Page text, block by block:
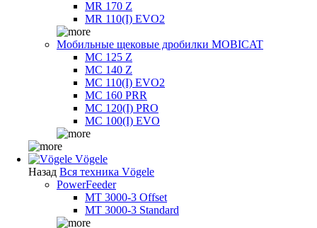
MR 170 Z
MR 110(I) EVO2
Мобильные щековые дробилки MOBICAT
MC 125 Z
MC 140 Z
MC 110(I) EVO2
MC 160 PRR
MC 120(I) PRO
MC 100(I) EVO
Vögele
Назад Вся техника Vögele
PowerFeeder
MT 3000-3 Offset
MT 3000-3 Standard